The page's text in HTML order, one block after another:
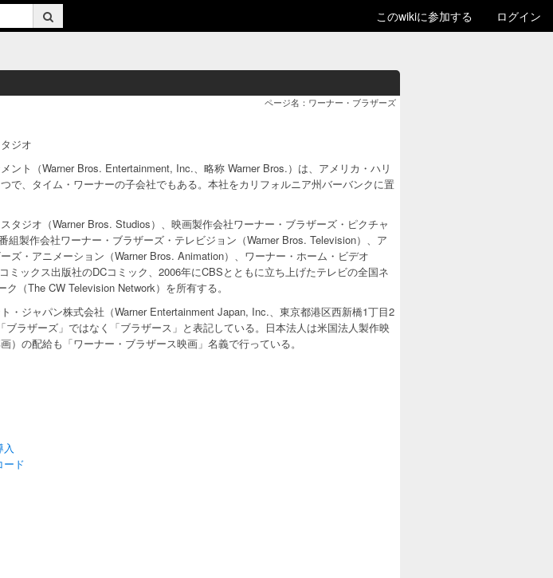
このwikiに参加する ログイン
ページ名：ワーナー・ブラザーズ
ジオ
ント（Warner Bros. Entertainment, Inc.、略称 Warner Bros.）は、アメリカ・ハリ
で、タイム・ワーナーの子会社でもある。本社をカリフォルニア州バーバンクに置
タジオ（Warner Bros. Studios）、映画製作会社ワーナー・ブラザーズ・ピクチャ
組製作会社ワーナー・ブラザーズ・テレビジョン（Warner Bros. Television）、ア
ズ・アニメーション（Warner Bros. Animation）、ワーナー・ホーム・ビデオ
ミックス出版社のDCコミック、2006年にCBSとともに立ち上げたテレビの全国ネ
（The CW Television Network）を所有する。
・ジャパン株式会社（Warner Entertainment Japan, Inc.、東京都港区西新橋1丁目2
ラザーズ」ではなく「ブラザース」と表記している。日本法人は米国法人製作映
）の配給も「ワーナー・ブラザース映画」名義で行っている。
ード